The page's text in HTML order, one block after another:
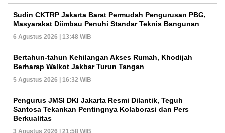
Sudin CKTRP Jakarta Barat Permudah Pengurusan PBG,
Masyarakat Diimbau Penuhi Standar Teknis Bangunan
6 Agustus 2026 | 13:48 WIB
Bertahun-tahun Kehilangan Akses Rumah, Khodijah
Berharap Walkot Jakbar Turun Tangan
5 Agustus 2026 | 16:32 WIB
Pengurus JMSI DKI Jakarta Resmi Dilantik, Teguh
Santosa Tekankan Pentingnya Kolaborasi dan Pers
Berkualitas
3 Agustus 2026 | 21:58 WIB